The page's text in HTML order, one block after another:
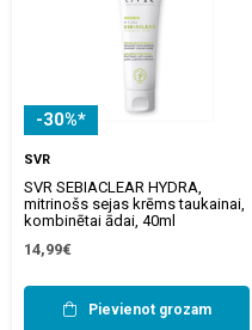
-30%*
SVR
SVR SEBIACLEAR HYDRA,
mitrinošs sejas krēms taukainai,
kombinētai ādai, 40ml
14,99€
Pievienot grozam